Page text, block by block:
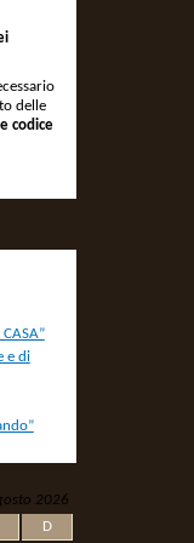
delle
codice
e di
2026
D